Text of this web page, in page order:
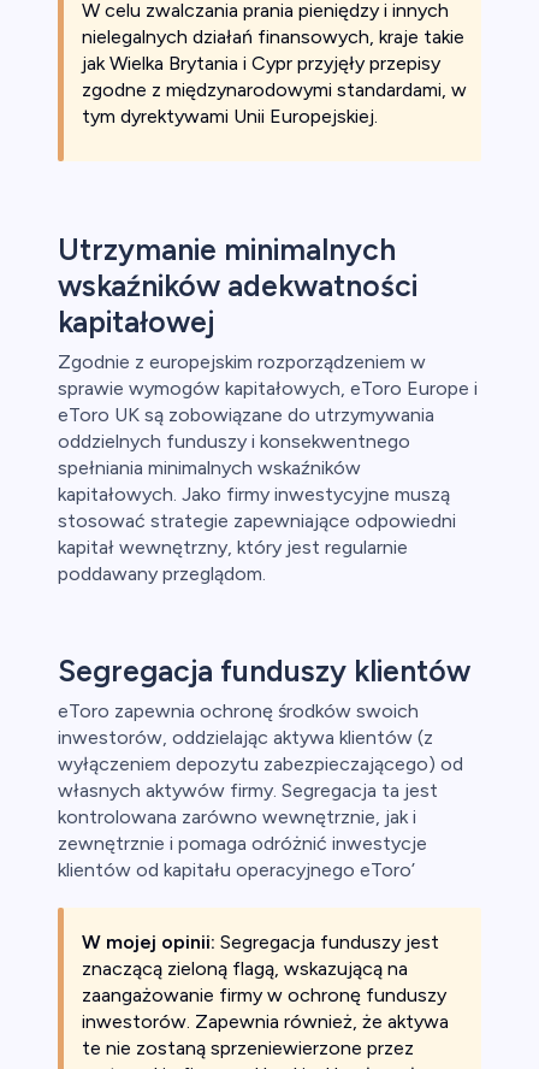
W celu zwalczania prania pieniędzy i innych
nielegalnych działań finansowych, kraje takie
jak Wielka Brytania i Cypr przyjęły przepisy
zgodne z międzynarodowymi standardami, w
tym dyrektywami Unii Europejskiej.
Utrzymanie minimalnych
wskaźników adekwatności
kapitałowej
Zgodnie z europejskim rozporządzeniem w
sprawie wymogów kapitałowych, eToro Europe i
eToro UK są zobowiązane do utrzymywania
oddzielnych funduszy i konsekwentnego
spełniania minimalnych wskaźników
kapitałowych. Jako firmy inwestycyjne muszą
stosować strategie zapewniające odpowiedni
kapitał wewnętrzny, który jest regularnie
poddawany przeglądom.
Segregacja funduszy klientów
eToro zapewnia ochronę środków swoich
inwestorów, oddzielając aktywa klientów (z
wyłączeniem depozytu zabezpieczającego) od
własnych aktywów firmy. Segregacja ta jest
kontrolowana zarówno wewnętrznie, jak i
zewnętrznie i pomaga odróżnić inwestycje
klientów od kapitału operacyjnego eToro’
W mojej opinii: Segregacja funduszy jest
znaczącą zieloną flagą, wskazującą na
zaangażowanie firmy w ochronę funduszy
inwestorów. Zapewnia również, że aktywa
te nie zostaną sprzeniewierzone przez